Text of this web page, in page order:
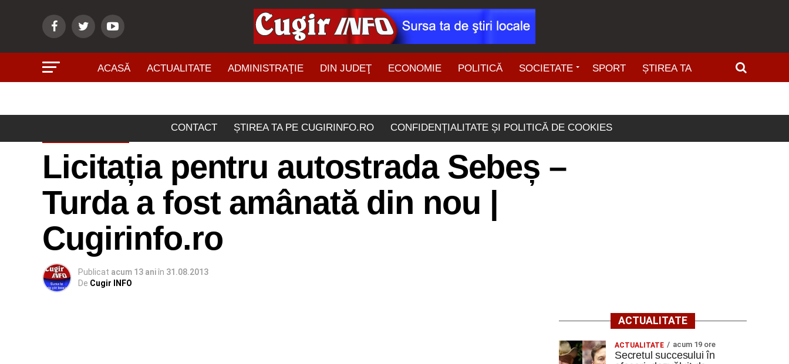
ACASĂ ACTUALITATE ADMINISTRAŢIE DIN JUDEŢ ECONOMIE POLITICĂ SOCIETATE SPORT ȘTIREA TA
CONTACT ȘTIREA TA PE CUGIRINFO.RO CONFIDENȚIALITATE ȘI POLITICĂ DE COOKIES
Licitația pentru autostrada Sebeș –
Turda a fost amânată din nou |
Cugirinfo.ro
Publicat acum 13 aniîn 31.08.2013
De Cugir INFO
ACTUALITATE
ACTUALITATE acum 19 ore
Secretul succesului în